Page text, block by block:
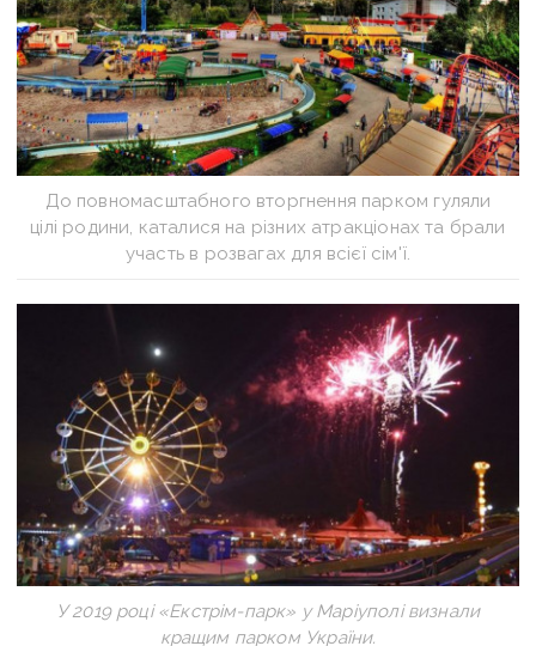
До повномасштабного вторгнення парком гуляли
цілі родини, каталися на різних атракціонах та брали
участь в розвагах для всієї сім'ї.
У 2019 році «Екстрім-парк» у Маріуполі визнали
кращим парком України.